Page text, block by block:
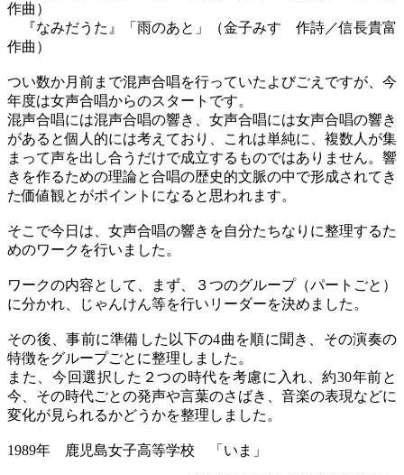
作曲）
『なみだうた』「雨のあと」（金子みすゞ作詩／信長貴富
作曲）
つい数か月前まで混声合唱を行っていたよびごえですが、今
年度は女声合唱からのスタートです。
混声合唱には混声合唱の響き、女声合唱には女声合唱の響き
があると個人的には考えており、これは単純に、複数人が集
まって声を出し合うだけで成立するものではありません。響
きを作るための理論と合唱の歴史的文脈の中で形成されてき
た価値観とがポイントになると思われます。
そこで今日は、女声合唱の響きを自分たちなりに整理するた
めのワークを行いました。
ワークの内容として、まず、３つのグループ（パートごと）
に分かれ、じゃんけん等を行いリーダーを決めました。
その後、事前に準備した以下の4曲を順に聞き、その演奏の
特徴をグループごとに整理しました。
また、今回選択した２つの時代を考慮に入れ、約30年前と
今、その時代ごとの発声や言葉のさばき、音楽の表現などに
変化が見られるかどうかを整理しました。
1989年 鹿児島女子高等学校 「いま」